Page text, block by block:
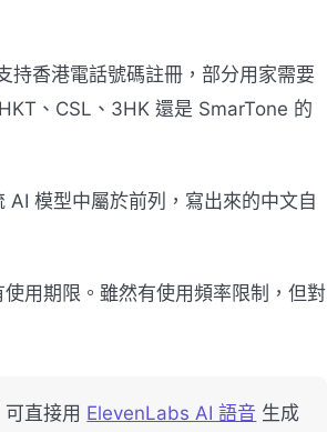
持香港電話號碼註冊，部分用家需要
、CSL、3HK 還是 SmarTone 的
模型中屬於前列，寫出來的中文自
用期限。雖然有使用頻率限制，但對
直接用 ElevenLabs AI 語音 生成